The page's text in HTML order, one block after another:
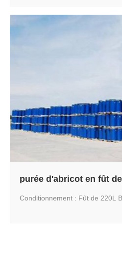
purée d'abricot en fût